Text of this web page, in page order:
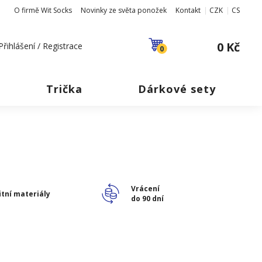
O firmě Wit Socks Novinky ze světa ponožek Kontakt CZK CS
/ Registrace 0 0 Kč
Trička Dárkové sety
materiály
Vrácení
do 90 dní